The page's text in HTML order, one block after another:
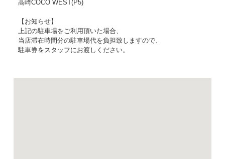
高崎COCO WEST(P5)
【お知らせ】
上記の駐車場をご利用頂いた場合、
当店滞在時間分の駐車場代を負担致しますので、
駐車券をスタッフにお渡しください。